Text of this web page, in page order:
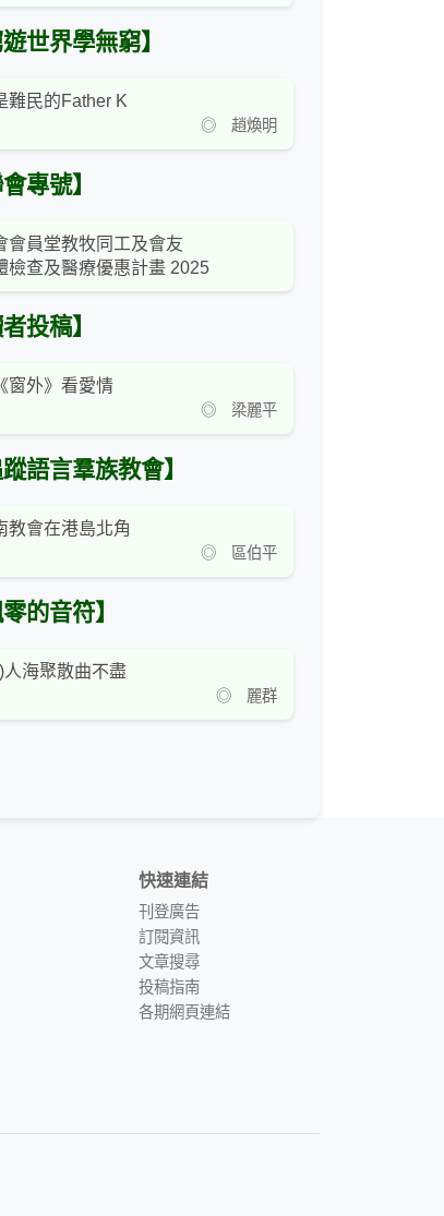
遊世界學無窮】
難民的Father K
◎ 趙煥明
會專號】
會員堂教牧同工及會友
檢查及醫療優惠計畫 2025
者投稿】
窗外》看愛情
◎ 梁麗平
蹤語言羣族教會】
教會在港島北角
◎ 區伯平
零的音符】
人海聚散曲不盡
◎ 麗群
快速連結
刊登廣告
訂閱資訊
文章搜尋
投稿指南
各期網頁連結